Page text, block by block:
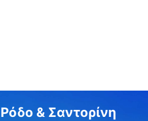
Ρόδο & Σαντορίνη